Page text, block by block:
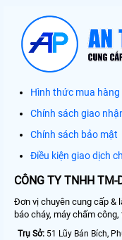
Hình thức mua hàng
Chính sách giao
Chính sách bảo mật
Điều kiện giao dịch
CÔNG TY TNHH
Đơn vị chuyên cung cấp &
báo cháy, máy chấm
Trụ Sở: 51 Lũy Bán Bích,